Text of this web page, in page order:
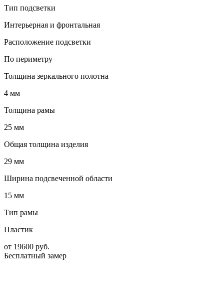
Тип подсветки
Интерьерная и фронтальная
Расположение подсветки
По периметру
Толщина зеркального полотна
4 мм
Толщина рамы
25 мм
Общая толщина изделия
29 мм
Ширина подсвеченной области
15 мм
Тип рамы
Пластик
от 19600 руб.
Бесплатный замер